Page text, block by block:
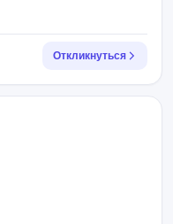
Откликнуться